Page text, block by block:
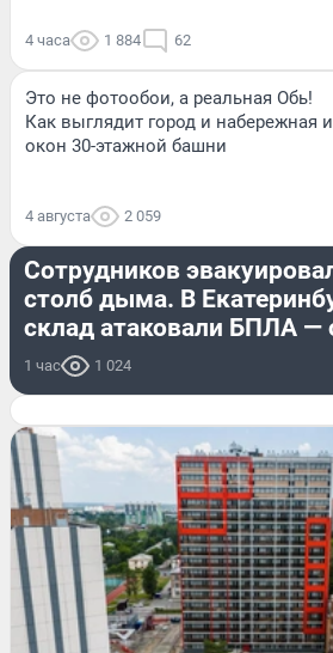
4 часа 1 884 62
Это не фотообои, а реальная Обь!
Как выглядит город и набережная
окон 30-этажной башни
4 августа 2 059
ОНЛАЙН-ТРАНСЛЯЦИЯ
Сотрудников
столб дыма. В
склад атаковали БПЛА —
1 час 1 024